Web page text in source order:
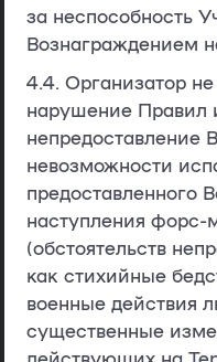
за неспособность
Вознаграждением
4.4. Организатор не
нарушение Правил
непредоставление
невозможности
предоставленного
наступления форс-
(обстоятельств
как стихийные
военные действия
существенные
действующих на